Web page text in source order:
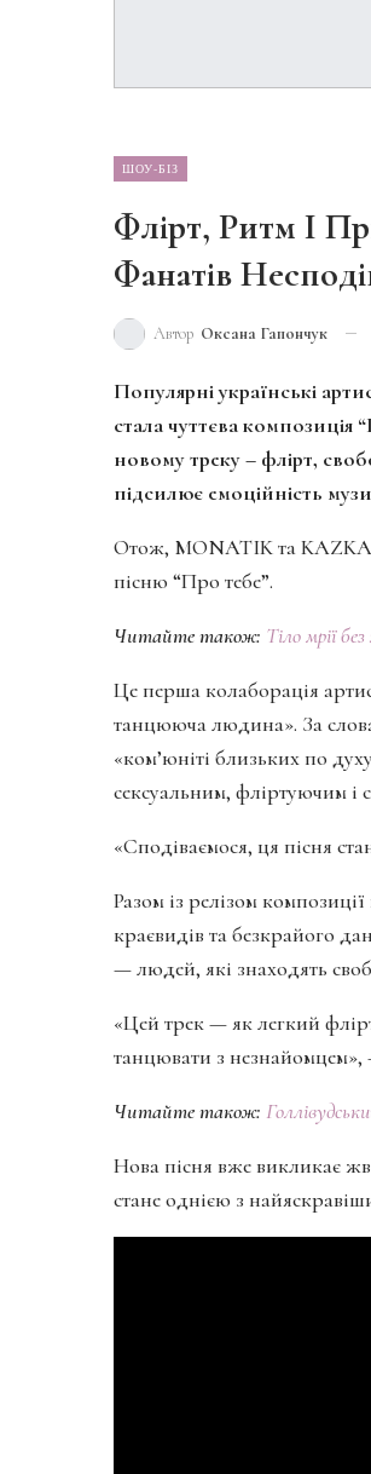
ШОУ-БІЗ
Флірт, Ритм І
Фанатів
Автор Оксана Гапончук
Популярні українські
стала чуттєва композиція
новому треку – флірт,
підсилює емоційність
Отож, MONATIK та KAZKA
пісню “Про тебе”.
Читайте також: Тіло мрії
Це перша колаборація
танцююча людина». За
«ком’юніті близьких по
сексуальним, фліртуючим і
«Сподіваємося, ця пісня
Разом із релізом
краєвидів та безкрайого
— людей, які знаходять
«Цей трек — як легкий
танцювати з
Читайте також:
Нова пісня вже викликає
стане однією з